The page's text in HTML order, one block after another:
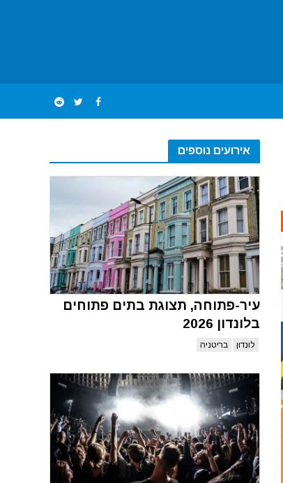
אירועים נוספים
עיר-פתוחה, תצוגת בתים פתוחים
בלונדון 2026
לונדון בריטניה